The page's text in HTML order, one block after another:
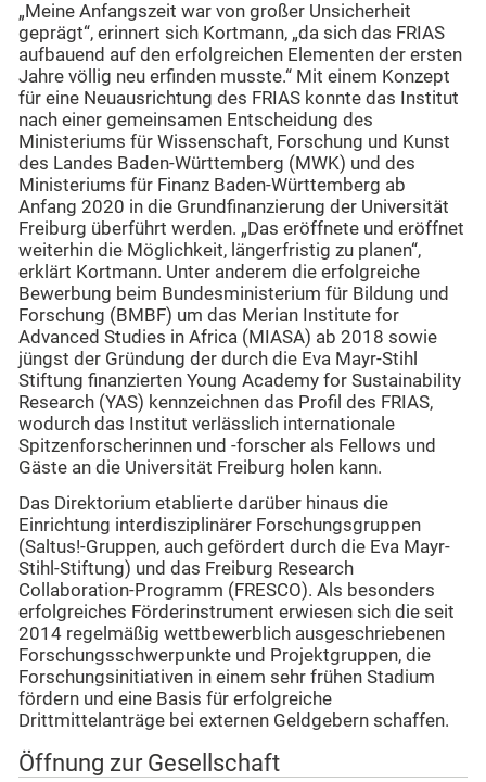
„Meine Anfangszeit war von großer Unsicherheit
geprägt“, erinnert sich Kortmann, „da sich das FRIAS
aufbauend auf den erfolgreichen Elementen der ersten
Jahre völlig neu erfinden musste.“ Mit einem Konzept
für eine Neuausrichtung des FRIAS konnte das Institut
nach einer gemeinsamen Entscheidung des
Ministeriums für Wissenschaft, Forschung und Kunst
des Landes Baden-Württemberg (MWK) und des
Ministeriums für Finanz Baden-Württemberg ab
Anfang 2020 in die Grundfinanzierung der Universität
Freiburg überführt werden. „Das eröffnete und eröffnet
weiterhin die Möglichkeit, längerfristig zu planen“,
erklärt Kortmann. Unter anderem die erfolgreiche
Bewerbung beim Bundesministerium für Bildung und
Forschung (BMBF) um das Merian Institute for
Advanced Studies in Africa (MIASA) ab 2018 sowie
jüngst der Gründung der durch die Eva Mayr-Stihl
Stiftung finanzierten Young Academy for Sustainability
Research (YAS) kennzeichnen das Profil des FRIAS,
wodurch das Institut verlässlich internationale
Spitzenforscherinnen und -forscher als Fellows und
Gäste an die Universität Freiburg holen kann.
Das Direktorium etablierte darüber hinaus die
Einrichtung interdisziplinärer Forschungsgruppen
(Saltus!-Gruppen, auch gefördert durch die Eva Mayr-
Stihl-Stiftung) und das Freiburg Research
Collaboration-Programm (FRESCO). Als besonders
erfolgreiches Förderinstrument erwiesen sich die seit
2014 regelmäßig wettbewerblich ausgeschriebenen
Forschungsschwerpunkte und Projektgruppen, die
Forschungsinitiativen in einem sehr frühen Stadium
fördern und eine Basis für erfolgreiche
Drittmittelanträge bei externen Geldgebern schaffen.
Öffnung zur Gesellschaft